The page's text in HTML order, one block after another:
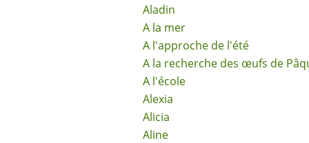
Aladin
A la mer
A l'approche de l'été
A la recherche des œufs de
A l'école
Alexia
Alicia
Aline